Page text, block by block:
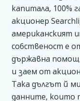
капитала, 100%
акционер
американският
собственост е
държавна помощ
и заем от
Така дългът й
данните, които